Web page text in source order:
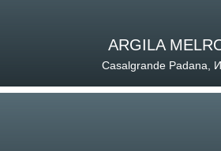
ARGILA
Casalgrande Padana,